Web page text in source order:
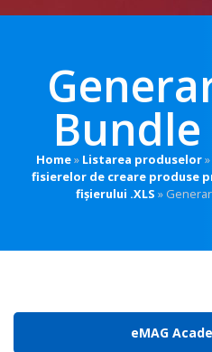
Home» Listarea produselor»
fisierelor de creare produse
fișierului .XLS »
eMAG